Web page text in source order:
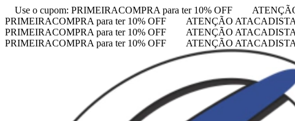
Use o cupom: PRIMEIRACOMPRA para ter 10% OFF
PRIMEIRACOMPRA para ter 10% OFF
ATENÇÃO ATACADISTA
PRIMEIRACOMPRA para ter 10% OFF
ATENÇÃO ATACADISTA
PRIMEIRACOMPRA para ter 10% OFF
ATENÇÃO ATACADISTA